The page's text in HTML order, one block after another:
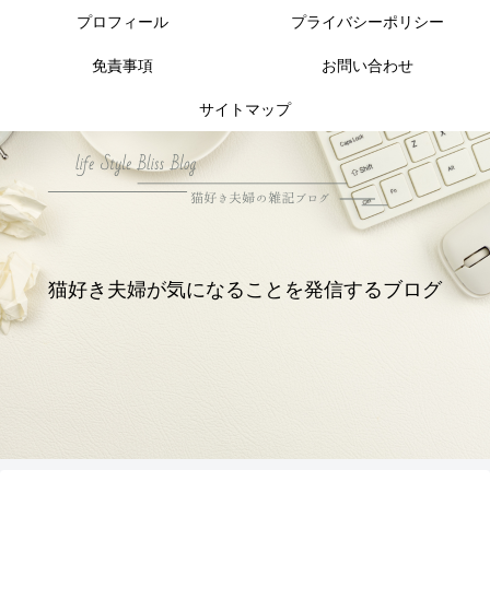
猫好き夫婦が気になることを発信するブログ
プロフィール プライバシーポリシー
免責事項 お問い合わせ
サイトマップ